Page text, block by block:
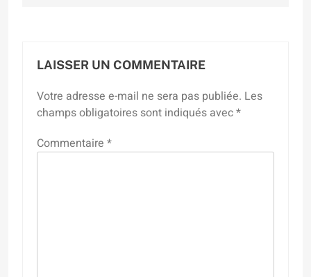
LAISSER UN COMMENTAIRE
Votre adresse e-mail ne sera pas publiée. Les
champs obligatoires sont indiqués avec*
Commentaire *